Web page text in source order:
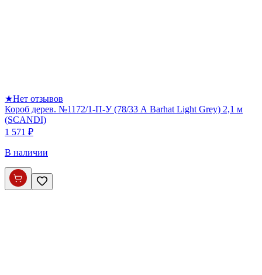
★Нет отзывов
Короб дерев. №1172/1-П-У (78/33 А Barhat Light Grey) 2,1 м
(SCANDI)
1 571 ₽
В наличии